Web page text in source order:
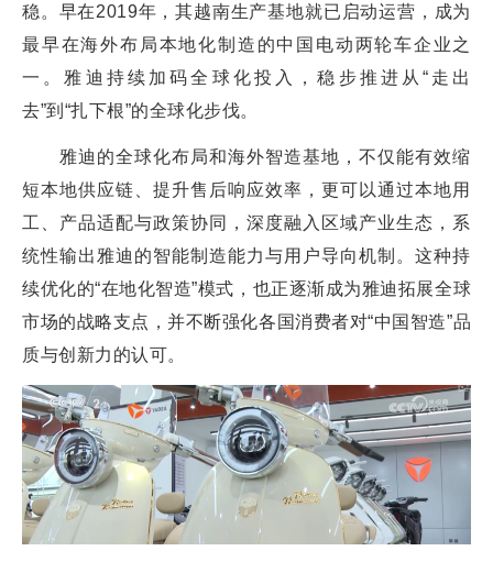
稳。早在2019年，其越南生产基地就已启动运营，成为
最早在海外布局本地化制造的中国电动两轮车企业之
一。雅迪持续加码全球化投入，稳步推进从“走出
去”到“扎下根”的全球化步伐。
雅迪的全球化布局和海外智造基地，不仅能有效缩
短本地供应链、提升售后响应效率，更可以通过本地用
工、产品适配与政策协同，深度融入区域产业生态，系
统性输出雅迪的智能制造能力与用户导向机制。这种持
续优化的“在地化智造”模式，也正逐渐成为雅迪拓展全球
市场的战略支点，并不断强化各国消费者对“中国智造”品
质与创新力的认可。